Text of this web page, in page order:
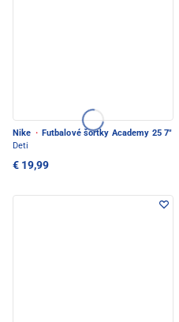
Nike · Futbalové šortky Academy 25 7"
Deti
€ 19,99